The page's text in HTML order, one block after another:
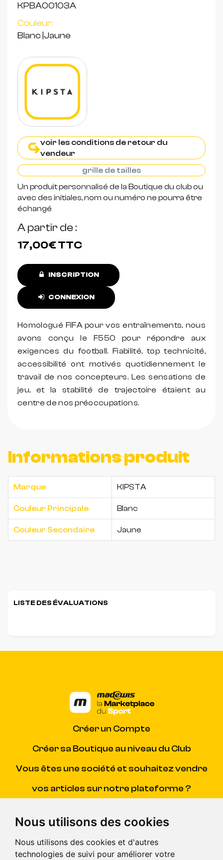
Nous utilisons des cookies
Nous utilisons des cookies et d'autres
technologies de suivi pour améliorer votre
KPBA00103A
Couleur:
Blanc Jaune
voir les conditions de retour du
vendeur
grille de tailles
Un produit personnalisé de la Boutique du club ou
avec des initiales, nom ou numéro ne pourra être
échangé
A partir de
17,00€TTC
INSCRIPTION
CONNEXION
Homologué FIFA pour vos entraînements, nous
avons conçu le F550 pour répondre aux
exigences du football. Fiabilité, top technicité,
accessibilité ont motivés quotidiennement le
travail de nos concepteurs. Les sensations de
jeu, et la stabilité de trajectoire étaient au
centre de nos préoccupations.
Informations produit
Marque KIPSTA
Couleur Principale Blanc
Couleur Secondaire Jaune
LISTE DES ÉVALUATIONS
Créer un Compte
Créer sa Boutique au niveau du Club
Vous êtes une société et souhaitez vendre
vos articles sur notre plateforme ?
CGV